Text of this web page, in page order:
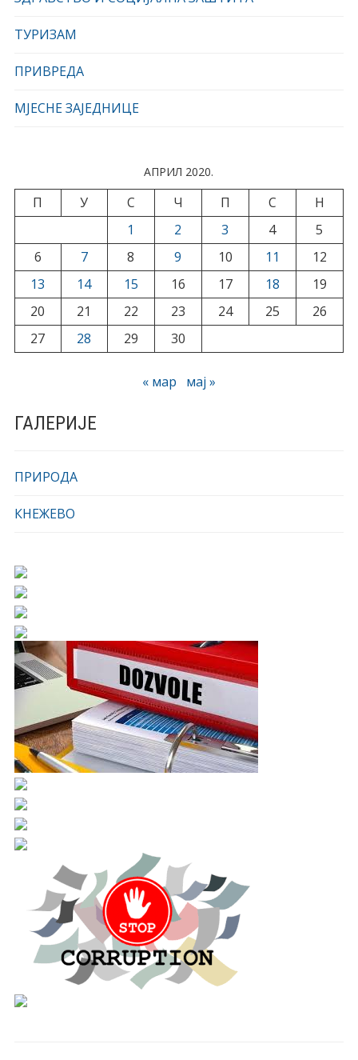
ТУРИЗАМ
ПРИВРЕДА
МЈЕСНЕ ЗАЈЕДНИЦЕ
АПРИЛ 2020.
П У С Ч П С
Н
1
2 3 4
5
6
7 8 9 10 11
12
13
14 15 16 17 18
19
20
21 22 23 24 25
26
27
28 29 30
« мар мај »
ГАЛЕРИЈЕ
ПРИРОДА
КНЕЖЕВО